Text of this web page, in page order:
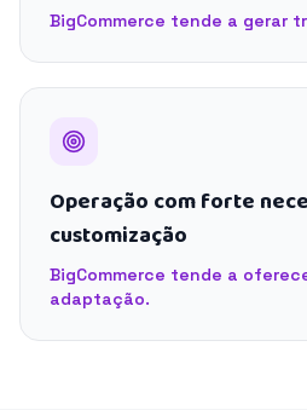
BigCommerce tende a gerar
Operação com forte
customização
BigCommerce tende a
adaptação.